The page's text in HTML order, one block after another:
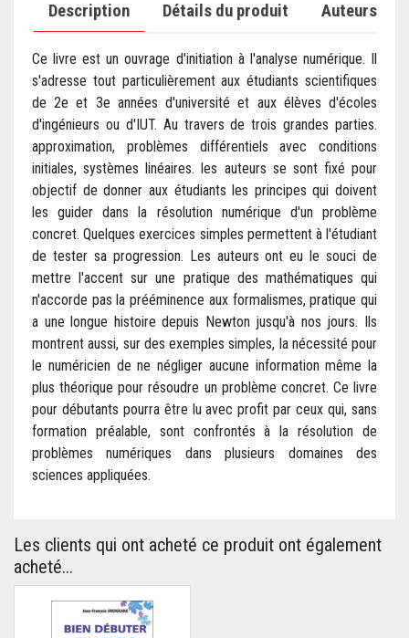
Description Détails du produit Auteurs
Ce livre est un ouvrage d'initiation à l'analyse numérique. Il
s'adresse tout particulièrement aux étudiants scientifiques
de 2e et 3e années d'université et aux élèves d'écoles
d'ingénieurs ou d'IUT. Au travers de trois grandes parties.
approximation, problèmes différentiels avec conditions
initiales, systèmes linéaires. les auteurs se sont fixé pour
objectif de donner aux étudiants les principes qui doivent
les guider dans la résolution numérique d'un problème
concret. Quelques exercices simples permettent à l'étudiant
de tester sa progression. Les auteurs ont eu le souci de
mettre l'accent sur une pratique des mathématiques qui
n'accorde pas la prééminence aux formalismes, pratique qui
a une longue histoire depuis Newton jusqu'à nos jours. Ils
montrent aussi, sur des exemples simples, la nécessité pour
le numéricien de ne négliger aucune information même la
plus théorique pour résoudre un problème concret. Ce livre
pour débutants pourra être lu avec profit par ceux qui, sans
formation préalable, sont confrontés à la résolution de
problèmes numériques dans plusieurs domaines des
sciences appliquées.
Les clients qui ont acheté ce produit ont également
acheté...